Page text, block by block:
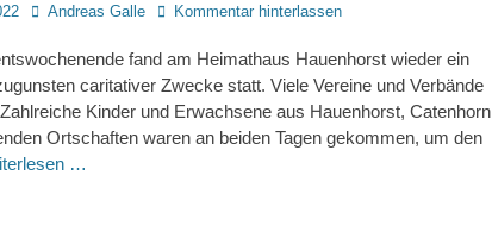
AutorAndreas Galle Kommentar hinterlassen
fand am Heimathaus Hauenhorst wieder ein
caritativer Zwecke statt. Viele Vereine und Verbände
Kinder und Erwachsene aus Hauenhorst, Catenhorn
Ortschaften waren an beiden Tagen gekommen, um den
…